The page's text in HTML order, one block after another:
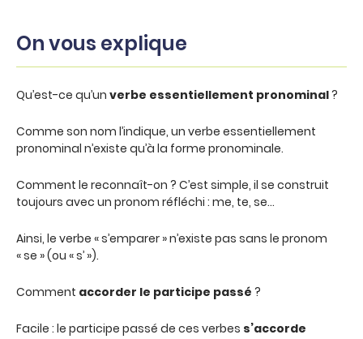
On vous explique
Qu’est-ce qu’un verbe essentiellement pronominal?
Comme son nom l’indique, un verbe essentiellement
pronominal n’existe qu’à la forme pronominale.
Comment le reconnaît-on ? C’est simple, il se construit
toujours avec un pronom réfléchi : me, te, se…
Ainsi, le verbe « s’emparer » n’existe pas sans le pronom
« se » (ou « s’ »).
Comment accorder le participe passé ?
Facile : le participe passé de ces verbes s’accorde